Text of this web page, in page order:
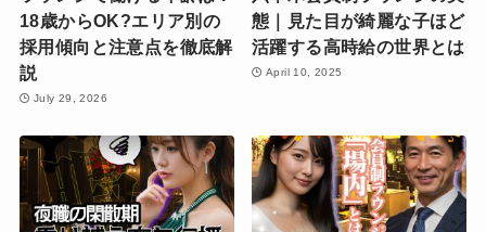
18歳からOK?エリア別の
採用傾向と注意点を徹底解
説
July 29, 2026
態｜見た目が綺麗な子ほど
活躍する高時給の世界とは
April 10, 2025